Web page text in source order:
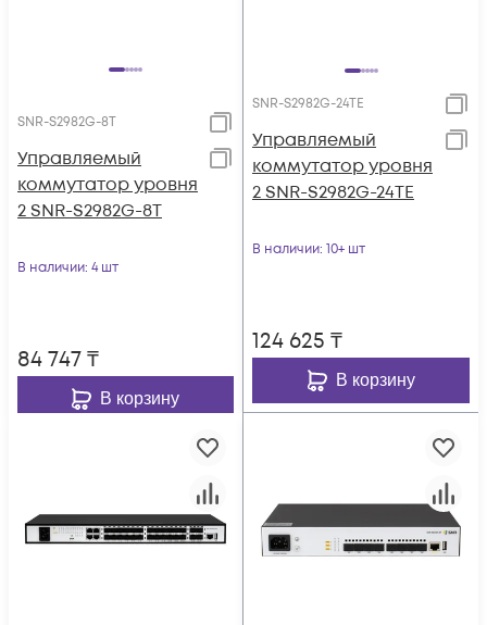
SNR-S2982G-8T
Управляемый
коммутатор уровня
2 SNR-S2982G-8T
В наличии: 4 шт
84 747₸
В корзину
SNR-S2982G-24TE
Управляемый
коммутатор уровня
2 SNR-S2982G-24TE
В наличии: 10+ шт
124 625 ₸
В корзину